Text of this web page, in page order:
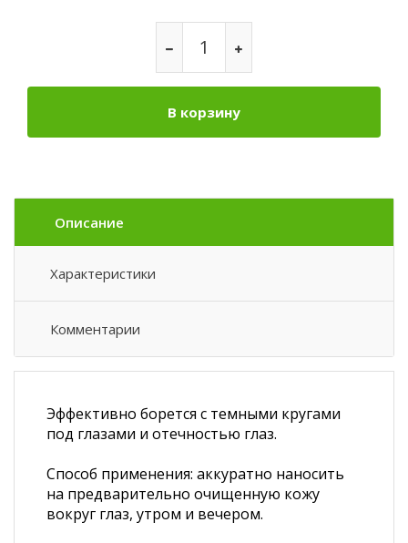
В корзину
Описание
Характеристики
Комментарии
Эффективно борется с темными кругами
под глазами и отечностью глаз.
Способ применения: аккуратно наносить
на предварительно очищенную кожу
вокруг глаз, утром и вечером.